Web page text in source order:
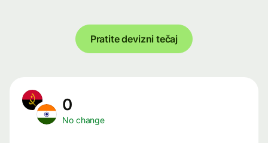
Pratite devizni tečaj
0
No change